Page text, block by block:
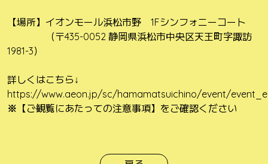
【場所】イオンモール浜松市野 1Fシンフォニーコート
（〒435-0052 静岡県浜松市中央区天王町字諏訪
1981-3）
詳しくはこちら↓
https://www.aeon.jp/sc/hamamatsuichino/event/
※ 【ご観覧にあたっての注意事項】をご確認ください